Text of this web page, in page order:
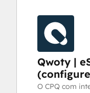
Qwoty |
Order,
O CPQ com